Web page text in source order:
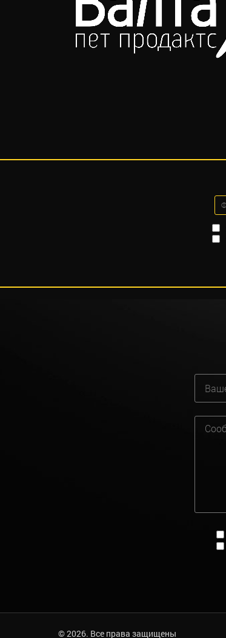
© 2026. Все права защищены